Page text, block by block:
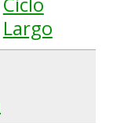
Largo